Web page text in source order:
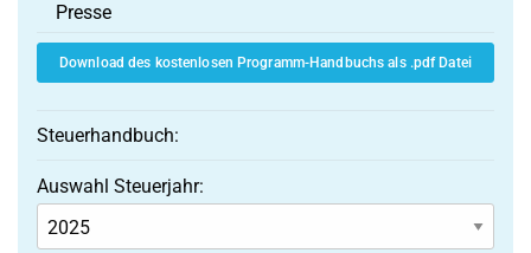
Presse
Download des kostenlosen Programm-Handbuchs als .pdf Datei
Steuerhandbuch:
Auswahl Steuerjahr: